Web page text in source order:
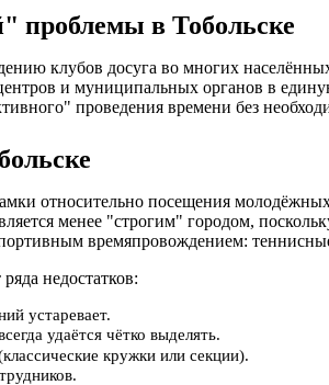
проблемы в Тобольске
клубов досуга во многих
и муниципальных органов в
проведения времени без
относительно посещения
менее "строгим" городом,
времяпровождением:
недостатков:
устаревает.
удаётся чётко выделять.
кружки или секции).